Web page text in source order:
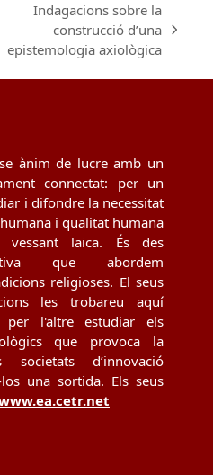
post:
Indagacions sobre la
construcció d’una
epistemologia axiològica
ànim de lucre amb un
connectat: per un
i difondre la necessitat
i qualitat humana
vessant laica. És des
que abordem
religioses. El seus
les trobareu aquí
l'altre estudiar els
que provoca la
d’innovació
una sortida. Els seus